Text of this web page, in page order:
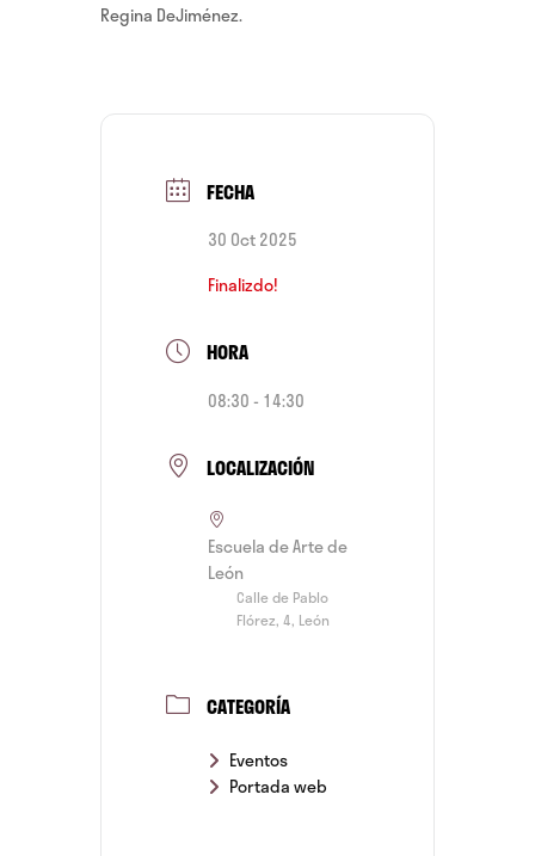
Regina DeJiménez.
FECHA
30 Oct 2025
Finalizdo!
HORA
08:30 - 14:30
LOCALIZACIÓN
Escuela de Arte de
León
Calle de Pablo
Flórez, 4, León
CATEGORÍA
Eventos
Portada web